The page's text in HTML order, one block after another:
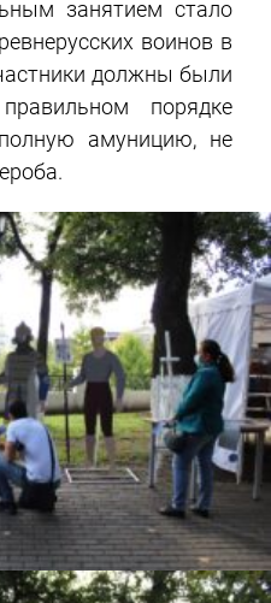
занятием стало
воинов в
должны были
порядке
амуницию, не